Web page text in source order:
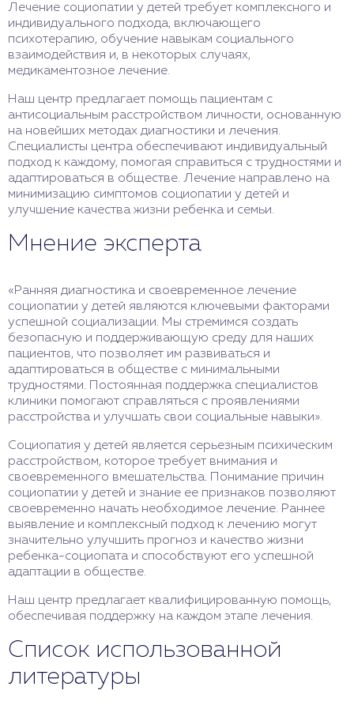
Лечение социопатии у детей требует комплексного и
индивидуального подхода, включающего
психотерапию, обучение навыкам социального
взаимодействия и, в некоторых случаях,
медикаментозное лечение.
Наш центр предлагает помощь пациентам с
антисоциальным расстройством личности, основанную
на новейших методах диагностики и лечения.
Специалисты центра обеспечивают индивидуальный
подход к каждому, помогая справиться с трудностями и
адаптироваться в обществе. Лечение направлено на
минимизацию симптомов социопатии у детей и
улучшение качества жизни ребенка и семьи.
Мнение эксперта
«Ранняя диагностика и своевременное лечение
социопатии у детей являются ключевыми факторами
успешной социализации. Мы стремимся создать
безопасную и поддерживающую среду для наших
пациентов, что позволяет им развиваться и
адаптироваться в обществе с минимальными
трудностями. Постоянная поддержка специалистов
клиники помогают справляться с проявлениями
расстройства и улучшать свои социальные навыки».
Социопатия у детей является серьезным психическим
расстройством, которое требует внимания и
своевременного вмешательства. Понимание причин
социопатии у детей и знание ее признаков позволяют
своевременно начать необходимое лечение. Раннее
выявление и комплексный подход к лечению могут
значительно улучшить прогноз и качество жизни
ребенка-социопата и способствуют его успешной
адаптации в обществе.
Наш центр предлагает квалифицированную помощь,
обеспечивая поддержку на каждом этапе лечения.
Список использованной
литературы